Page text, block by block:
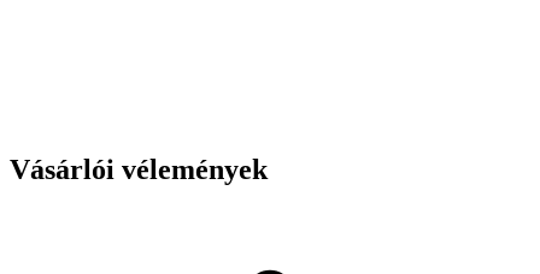
Vásárlói vélemények